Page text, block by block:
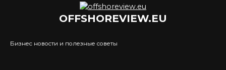
OFFSHOREVIEW.EU
Бизнес новости и полезные советы